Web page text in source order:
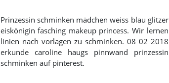
Prinzessin schminken mädchen weiss blau glitzer
eiskönigin fasching makeup princess. Wir lernen
linien nach vorlagen zu schminken. 08 02 2018
erkunde caroline haugs pinnwand prinzessin
schminken auf pinterest.